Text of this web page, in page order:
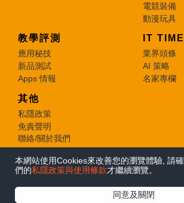
本網站使用Cookies來改善您的瀏覽體驗, 請
們的私隱政策與使用條款才繼續瀏覽。
同意及關閉
電競裝備
動漫玩具
教學評測
應用秘技
新品測試
Apps 情報
IT
業界頭條
AI 策略
名家專欄
其他
私隱政策
免責聲明
聯絡/關於我們
© 2026 e-zone. All Rights Reserved.